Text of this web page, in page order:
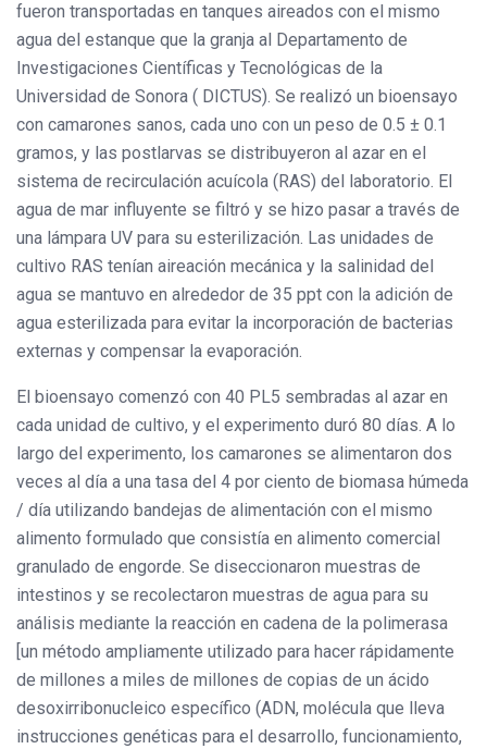
fueron transportadas en tanques aireados con el mismo
agua del estanque que la granja al Departamento de
Investigaciones Científicas y Tecnológicas de la
Universidad de Sonora ( DICTUS). Se realizó un bioensayo
con camarones sanos, cada uno con un peso de 0.5 ± 0.1
gramos, y las postlarvas se distribuyeron al azar en el
sistema de recirculación acuícola (RAS) del laboratorio. El
agua de mar influyente se filtró y se hizo pasar a través de
una lámpara UV para su esterilización. Las unidades de
cultivo RAS tenían aireación mecánica y la salinidad del
agua se mantuvo en alrededor de 35 ppt con la adición de
agua esterilizada para evitar la incorporación de bacterias
externas y compensar la evaporación.
El bioensayo comenzó con 40 PL5 sembradas al azar en
cada unidad de cultivo, y el experimento duró 80 días. A lo
largo del experimento, los camarones se alimentaron dos
veces al día a una tasa del 4 por ciento de biomasa húmeda
/ día utilizando bandejas de alimentación con el mismo
alimento formulado que consistía en alimento comercial
granulado de engorde. Se diseccionaron muestras de
intestinos y se recolectaron muestras de agua para su
análisis mediante la reacción en cadena de la polimerasa
[un método ampliamente utilizado para hacer rápidamente
de millones a miles de millones de copias de un ácido
desoxirribonucleico específico (ADN, molécula que lleva
instrucciones genéticas para el desarrollo, funcionamiento,